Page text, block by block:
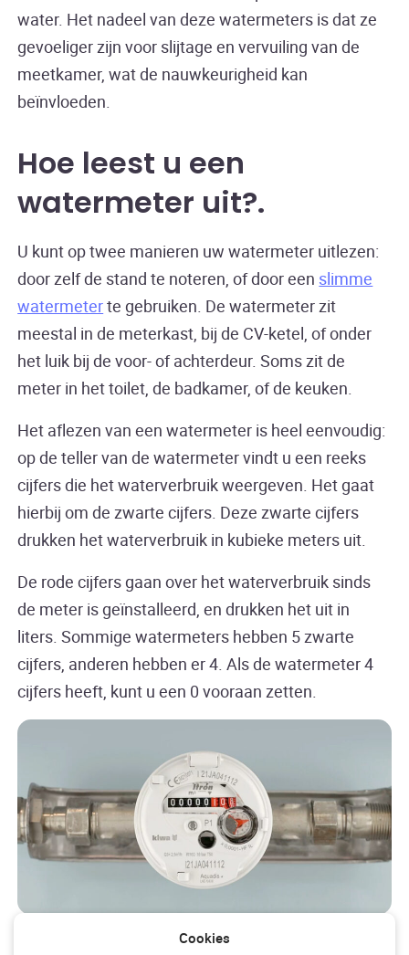
Cookies
water. Het nadeel van deze watermeters is dat ze
gevoeliger zijn voor slijtage en vervuiling van de
meetkamer, wat de nauwkeurigheid kan
beïnvloeden.
Hoe leest u een
watermeter uit?
U kunt op twee manieren uw watermeter uitlezen:
door zelf de stand te noteren, of door een slimme
watermeterte gebruiken. De watermeter zit
meestal in de meterkast, bij de CV-ketel, of onder
het luik bij de voor- of achterdeur. Soms zit de
meter in het toilet, de badkamer, of de keuken.
Het aflezen van een watermeter is heel eenvoudig:
op de teller van de watermeter vindt u een reeks
cijfers die het waterverbruik weergeven. Het gaat
hierbij om de zwarte cijfers. Deze zwarte cijfers
drukken het waterverbruik in kubieke meters uit.
De rode cijfers gaan over het waterverbruik sinds
de meter is geïnstalleerd, en drukken het uit in
liters. Sommige watermeters hebben 5 zwarte
cijfers, anderen hebben er 4. Als de watermeter 4
cijfers heeft, kunt u een 0 vooraan zetten.
Afbeelding van een analoge watermeter.